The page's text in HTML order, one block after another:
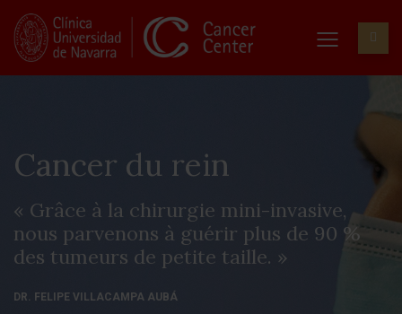
Cancer du rein
« Grâce à la chirurgie mini-invasive,
nous parvenons à guérir plus de 90 %
des tumeurs de petite taille. »
DR. FELIPE VILLACAMPA AUBÁ